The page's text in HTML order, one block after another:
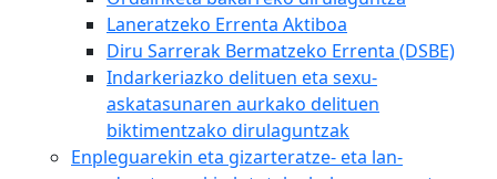
Laneratzeko Errenta Aktiboa
Diru Sarrerak Bermatzeko Errenta (DSBE)
Indarkeriazko delituen eta sexu-
askatasunaren aurkako delituen
biktimentzako dirulaguntzak
Enpleguarekin eta gizarteratze- eta lan-